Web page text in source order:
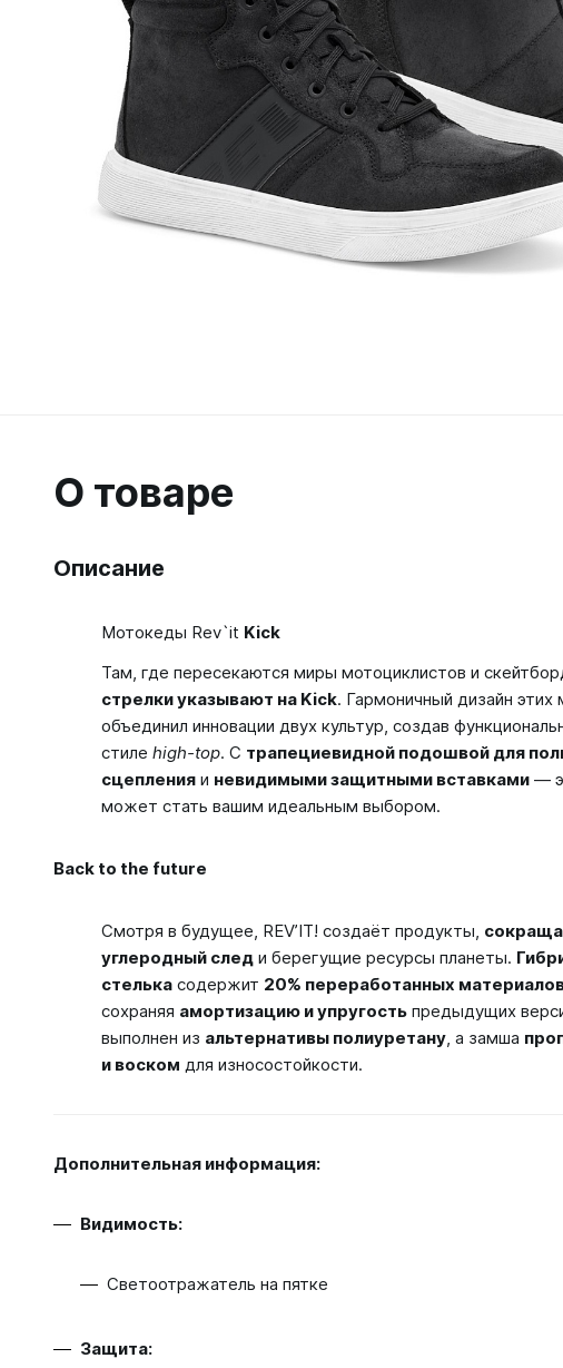
О товаре
Описание
Мотокеды Rev`it Kick
Там, где пересекаются миры мотоциклистов и
стрелки указывают на Kick. Гармоничный дизайн
объединил инновации двух культур, создав
стиле high-top. С трапециевидной подошвой для
сцепления и невидимыми защитными вставками —
может стать вашим идеальным выбором.
Back to the future
Смотря в будущее, REV’IT! создаёт продукты,
углеродный след и берегущие ресурсы планеты.
стелька содержит 20% переработанных
сохраняя амортизацию и упругость предыдущих
выполнен из альтернативы полиуретану, а замша
и воском для износостойкости.
Дополнительная информация:
Видимость:
Светоотражатель на пятке
Защита: